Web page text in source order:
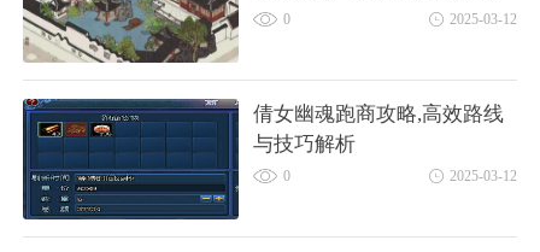
0 2025-03-12
倩女幽魂跑商攻略,高效路线
与技巧解析
0 2025-03-12